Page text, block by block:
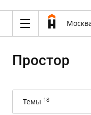
Простор
Темы 18